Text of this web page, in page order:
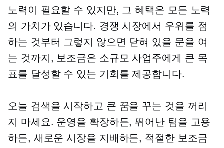
노력이 필요할 수 있지만, 그 혜택은 모든 노력
의 가치가 있습니다. 경쟁 시장에서 우위를 점
하는 것부터 그렇지 않으면 닫혀 있을 문을 여
는 것까지, 보조금은 소규모 사업주에게 큰 목
표를 달성할 수 있는 기회를 제공합니다.
오늘 검색을 시작하고 큰 꿈을 꾸는 것을 꺼리
지 마세요. 운영을 확장하든, 뛰어난 팀을 고용
하든, 새로운 시장을 지배하든, 적절한 보조금